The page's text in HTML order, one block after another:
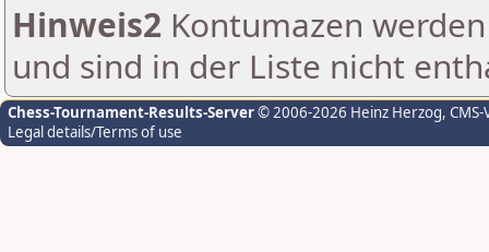
Hinweis2 Kontumazen
und sind in der Liste nicht
Chess-Tournament-Results-Server© 2006-2026 Heinz Herzog,
Legal details/Terms of use